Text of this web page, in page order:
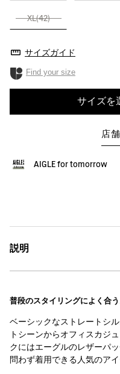
XL(42)
サイズガイド
Find your size
サイズを
店
AIGLE for tomorrow
説明
普段のスタイリングによく合
ベーシックなストレートシ
トシーンからオフィスカジ
クにはエーグルのレザーパ
問わず着用できる人気のアイ